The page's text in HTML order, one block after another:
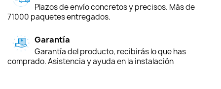
Plazos de envío concretos y precisos. Más de
71000 paquetes entregados.
Garantía
Garantía del producto, recibirás lo que has
comprado. Asistencia y ayuda en la instalación